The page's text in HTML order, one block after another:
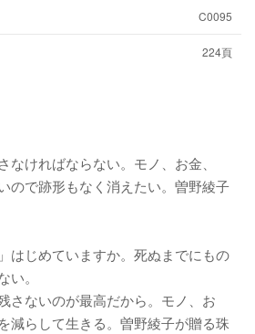
C0095
224頁
なければならない。モノ、お金、
ので跡形もなく消えたい。曽野綾子
はじめていますか。死ぬまでにもの
。
さないのが最高だから。モノ、お
減らして生きる。曽野綾子が贈る珠